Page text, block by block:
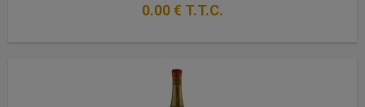
0.00€ T.T.C.